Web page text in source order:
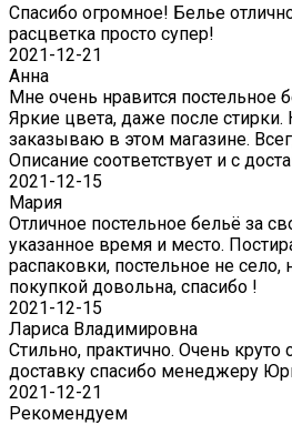
Спасибо огромное! Белье
расцветка просто супер!
2021-12-21
Анна
Мне очень нравится постельное
Яркие цвета, даже после
заказываю в этом магазине.
Описание соответствует и с
2021-12-15
Мария
Отличное постельное бельё за
указанное время и место.
распаковки, постельное не
покупкой довольна, спасибо !
2021-12-15
Лариса Владимировна
Стильно, практично. Очень круто
доставку спасибо менеджеру
2021-12-21
Рекомендуем